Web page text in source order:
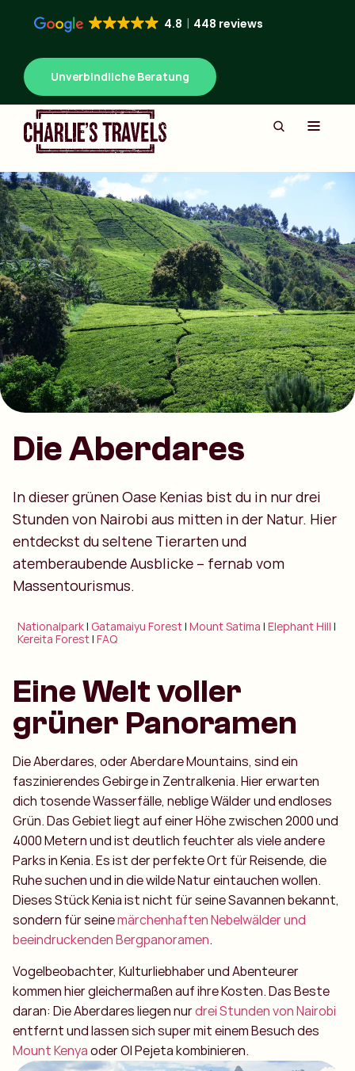
4.8 448 reviews
Unverbindliche Beratung
Die Aberdares
In dieser grünen Oase Kenias bist du in nur drei
Stunden von Nairobi aus mitten in der Natur. Hier
entdeckst du seltene Tierarten und
atemberaubende Ausblicke – fernab vom
Massentourismus.
Nationalpark| Gatamaiyu Forest|Mount Satima |Elephant Hill |
Kereita Forest|FAQ
Eine Welt voller
grüner Panoramen
Die Aberdares, oder Aberdare Mountains, sind ein
faszinierendes Gebirge in Zentralkenia. Hier erwarten
dich tosende Wasserfälle, neblige Wälder und endloses
Grün. Das Gebiet liegt auf einer Höhe zwischen 2000 und
4000 Metern und ist deutlich feuchter als viele andere
Parks in Kenia. Es ist der perfekte Ort für Reisende, die
Ruhe suchen und in die wilde Natur eintauchen wollen.
Dieses Stück Kenia ist nicht für seine Savannen bekannt,
sondern für seinemärchenhaften Nebelwälder und
beeindruckenden Bergpanoramen.
Vogelbeobachter, Kulturliebhaber und Abenteurer
kommen hier gleichermaßen auf ihre Kosten. Das Beste
daran: Die Aberdares liegen nurdrei Stunden von Nairobi
entfernt und lassen sich super mit einem Besuch des
Mount Kenyaoder Ol Pejeta kombinieren.